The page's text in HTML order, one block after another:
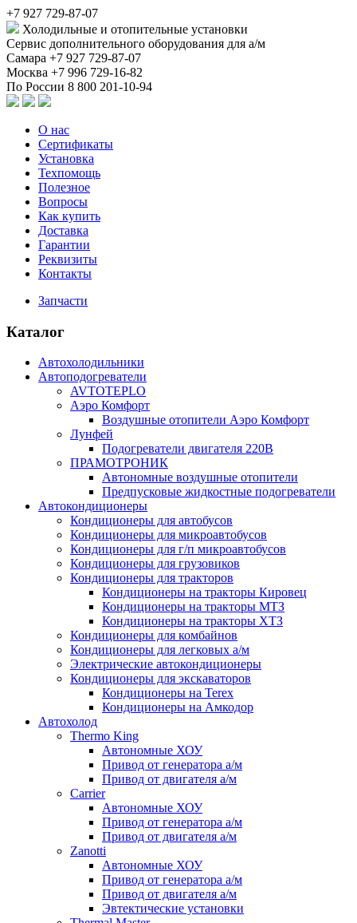
+7 927 729-87-07
Холодильные и отопительные установки
Сервис дополнительного оборудования для а/м
Самара +7 927 729-87-07
Москва +7 996 729-16-82
По России 8 800 201-10-94
О нас
Сертификаты
Установка
Техпомощь
Полезное
Вопросы
Как купить
Доставка
Гарантии
Реквизиты
Контакты
Запчасти
Каталог
Автохолодильники
Автоподогреватели
AVTOTEPLO
Аэро Комфорт
Воздушные отопители Аэро Комфорт
Лунфей
Подогреватели двигателя 220В
ПРАМОТРОНИК
Автономные воздушные отопители
Предпусковые жидкостные подогреватели
Автокондиционеры
Кондиционеры для автобусов
Кондиционеры для микроавтобусов
Кондиционеры для г/п микроавтобусов
Кондиционеры для грузовиков
Кондиционеры для тракторов
Кондиционеры на тракторы Кировец
Кондиционеры на тракторы МТЗ
Кондиционеры на тракторы ХТЗ
Кондиционеры для комбайнов
Кондиционеры для легковых а/м
Электрические автокондиционеры
Кондиционеры для экскаваторов
Кондиционеры на Terex
Кондиционеры на Амкодор
Автохолод
Thermo King
Автономные ХОУ
Привод от генератора а/м
Привод от двигателя а/м
Carrier
Автономные ХОУ
Привод от генератора а/м
Привод от двигателя а/м
Zanotti
Автономные ХОУ
Привод от генератора а/м
Привод от двигателя а/м
Эвтектические установки